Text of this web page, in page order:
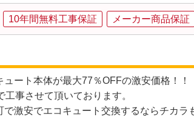
10年間無料工事保証 メーカー商品保証
ート本体が最大77％OFFの激安価格！！
事させて頂いております。
激安でエコキュート交換するならチカラ